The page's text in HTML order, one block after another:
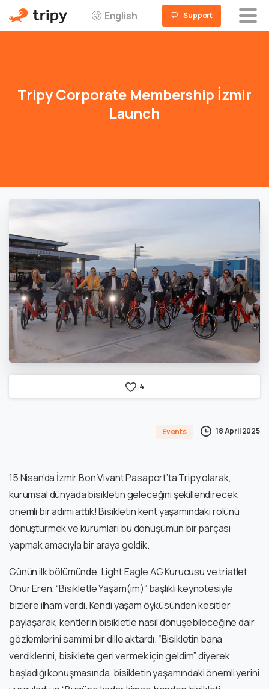
English Support
TripyCorporate Membership İzmir
Launch
4
Events 18 April 2025
15 Nisan’da İzmir Bon Vivant Pasaport’ta Tripy olarak,
kurumsal dünyada bisikletin geleceğini şekillendirecek
önemli bir adımı attık! Bisikletin kent yaşamındaki rolünü
dönüştürmek ve kurumları bu dönüşümün bir parçası
yapmak amacıyla bir araya geldik.
Günün ilk bölümünde, Light Eagle AG Kurucusu ve triatlet
Onur Eren, “Bisikletle Yaşam(ım)” başlıklı keynotesiyle
bizlere ilham verdi. Kendi yaşam öyküsünden kesitler
paylaşarak, kentlerin bisikletle nasıl dönüşebileceğine dair
gözlemlerini samimi bir dille aktardı. “Bisikletin bana
verdiklerini, bisiklete geri vermek için geldim” diyerek
başladığı konuşmasında, bisikletin yaşamındaki önemli yerini